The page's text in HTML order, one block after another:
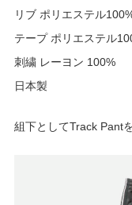
リブ ポリエステル
テープ ポリエステル
刺繍 レーヨン 100%
日本製
組下としてTrack Pant